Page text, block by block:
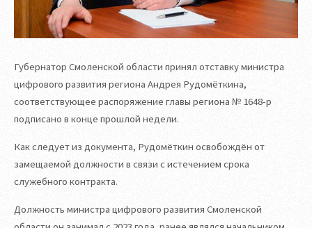
Губернатор Смоленской области принял отставку министра
цифрового развития региона Андрея Рудомёткина,
соответствующее распоряжение главы региона № 1648-р
подписано в конце прошлой недели.
Как следует из документа, Рудомёткин освобождён от
замещаемой должности в связи с истечением срока
служебного контракта.
Должность министра цифрового развития Смоленской